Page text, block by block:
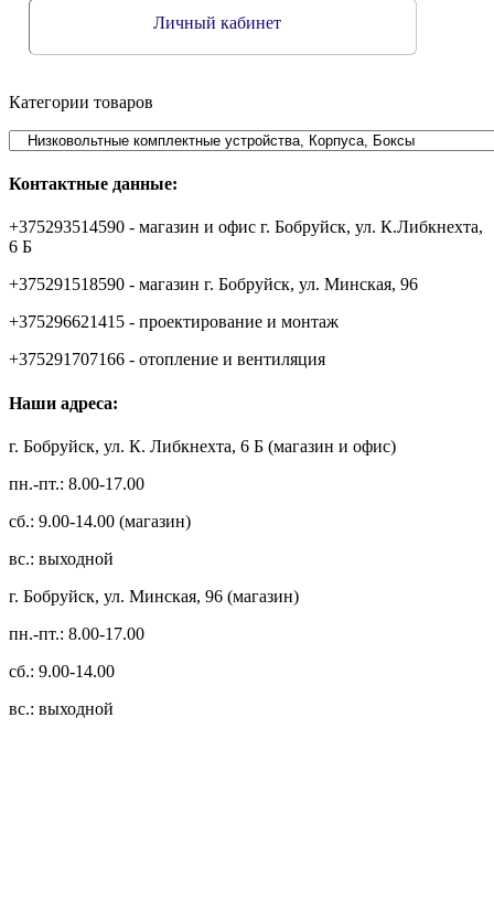
Личный кабинет
Категории товаров
Контактные данные:
+375293514590 - магазин и офис г. Бобруйск, ул. К.Либкнехта,
6 Б
+375291518590 - магазин г. Бобруйск, ул. Минская, 96
+375296621415 - проектирование и монтаж
+375291707166 - отопление и вентиляция
Наши адреса:
г. Бобруйск, ул. К. Либкнехта, 6 Б (магазин и офис)
пн.-пт.: 8.00-17.00
сб.: 9.00-14.00 (магазин)
вс.: выходной
г. Бобруйск, ул. Минская, 96 (магазин)
пн.-пт.: 8.00-17.00
сб.: 9.00-14.00
вс.: выходной